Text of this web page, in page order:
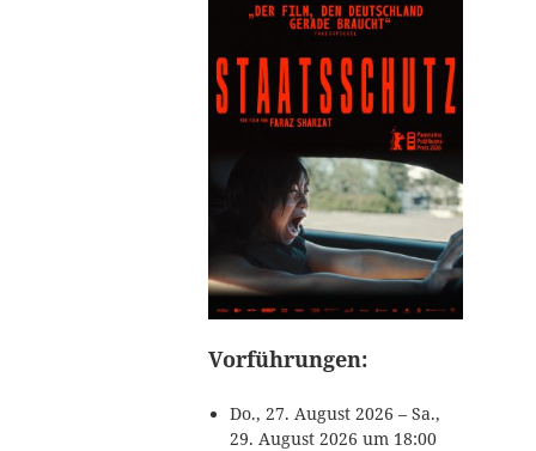
Vorführungen:
Do., 27. August 2026 – Sa.,
29. August 2026 um 18:00